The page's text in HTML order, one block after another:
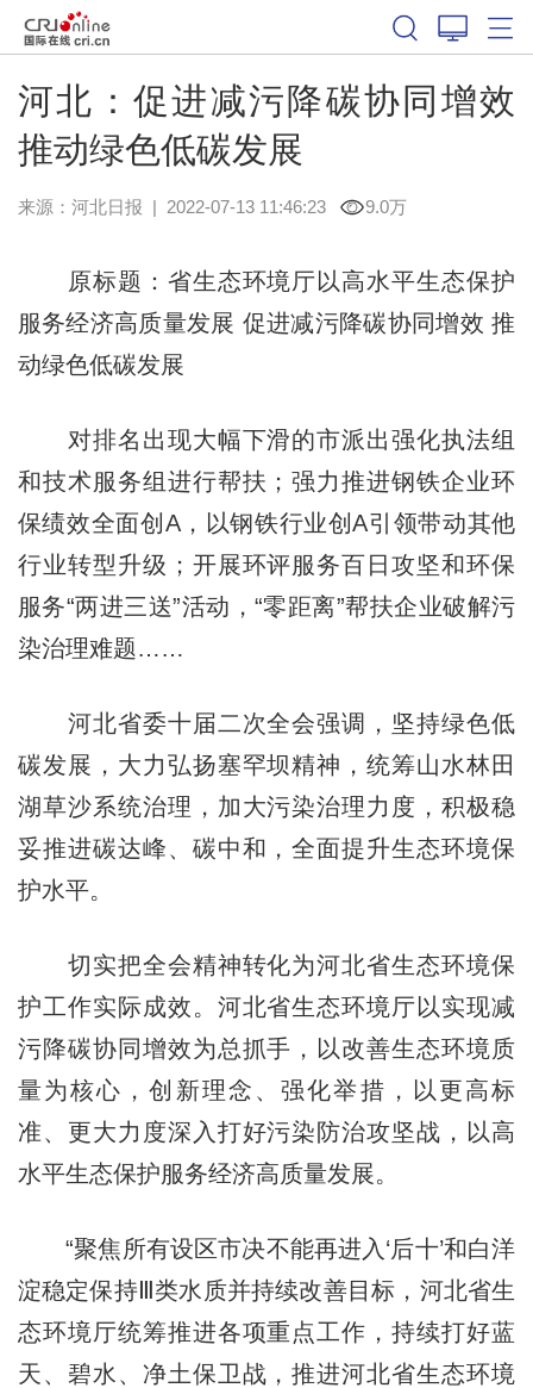
河北：促进减污降碳协同增效
推动绿色低碳发展
来源： 河北日报 | 2022-07-13 11:46:23 9.0万
原标题：省生态环境厅以高水平生态保护
服务经济高质量发展 促进减污降碳协同增效 推
动绿色低碳发展
对排名出现大幅下滑的市派出强化执法组
和技术服务组进行帮扶；强力推进钢铁企业环
保绩效全面创A，以钢铁行业创A引领带动其他
行业转型升级；开展环评服务百日攻坚和环保
服务“两进三送”活动，“零距离”帮扶企业破解污
染治理难题……
河北省委十届二次全会强调，坚持绿色低
碳发展，大力弘扬塞罕坝精神，统筹山水林田
湖草沙系统治理，加大污染治理力度，积极稳
妥推进碳达峰、碳中和，全面提升生态环境保
护水平。
切实把全会精神转化为河北省生态环境保
护工作实际成效。河北省生态环境厅以实现减
污降碳协同增效为总抓手，以改善生态环境质
量为核心，创新理念、强化举措，以更高标
准、更大力度深入打好污染防治攻坚战，以高
水平生态保护服务经济高质量发展。
“聚焦所有设区市决不能再进入‘后十’和白洋
淀稳定保持Ⅲ类水质并持续改善目标，河北省生
态环境厅统筹推进各项重点工作，持续打好蓝
天、碧水、净土保卫战，推进河北省生态环境